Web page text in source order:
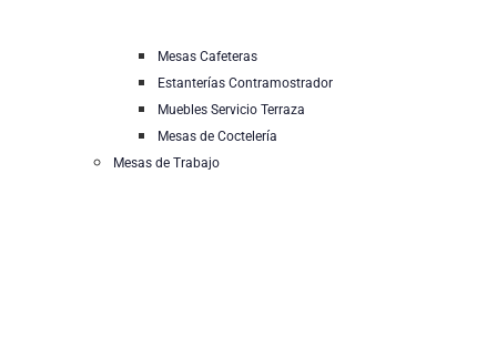
Mesas Cafeteras
Estanterías Contramostrador
Muebles Servicio Terraza
Mesas de Coctelería
Mesas de Trabajo